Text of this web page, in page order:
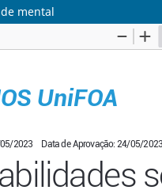
mental